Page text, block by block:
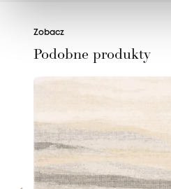
Zobacz
Podobne produkty